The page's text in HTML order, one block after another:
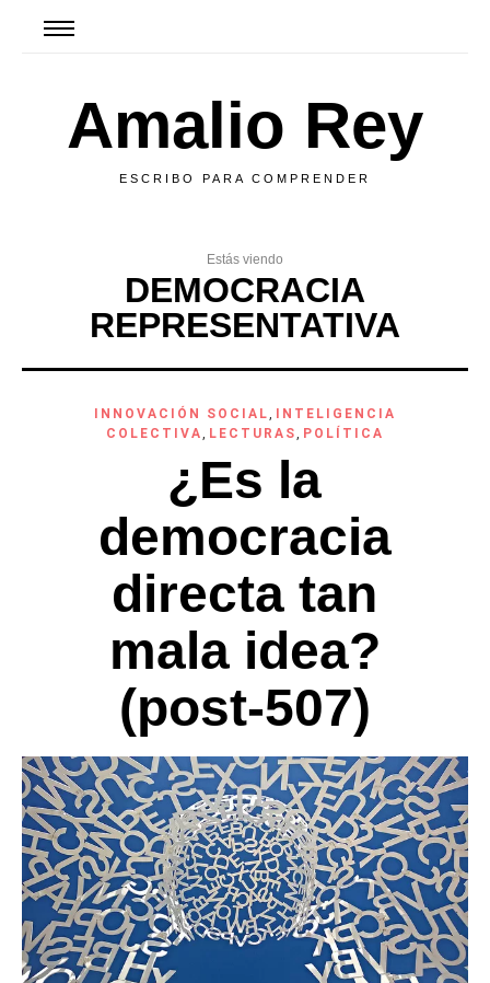
Amalio Rey
ESCRIBO PARA COMPRENDER
Estás viendo
DEMOCRACIA
REPRESENTATIVA
INNOVACIÓN SOCIAL,
INTELIGENCIA
COLECTIVA, LECTURAS, POLÍTICA
¿Es la
democracia
directa tan
mala idea?
(post-507)